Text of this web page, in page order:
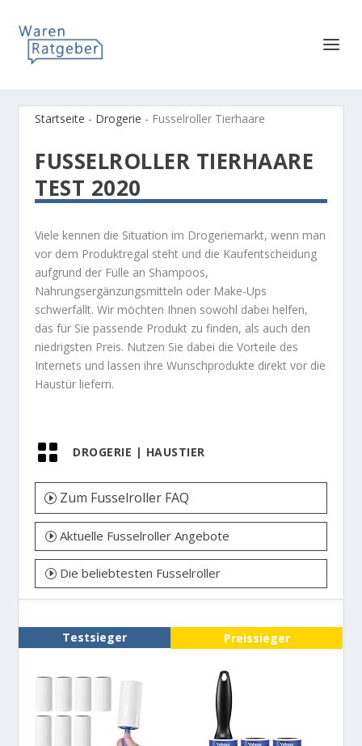
Startseite - Drogerie - Fusselroller Tierhaare
FUSSELROLLER TIERHAARE
TEST 2020
Viele kennen die Situation im Drogeriemarkt, wenn man
vor dem Produktregal steht und die Kaufentscheidung
aufgrund der Fülle an Shampoos,
Nahrungsergänzungsmitteln oder Make-Ups
schwerfällt. Wir möchten Ihnen sowohl dabei helfen,
das für Sie passende Produkt zu finden, als auch den
niedrigsten Preis. Nutzen Sie dabei die Vorteile des
Internets und lassen ihre Wunschprodukte direkt vor die
Haustür liefern.
 DROGERIE | HAUSTIER
Zum Fusselroller FAQ
Aktuelle Fusselroller Angebote
Die beliebtesten Fusselroller
Testsieger Preissieger